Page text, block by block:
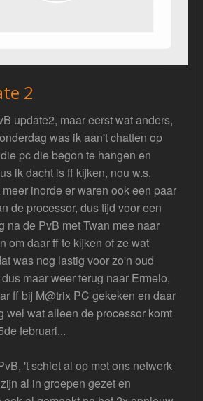
2
update2, maar eerst wat anders,
was ik aan't chatten op
pc die begon te hangen en
ik dacht is ff kijken, nou w.s.
inorde er waren ook een paar
de processor, dus tijd voor een
na de PvB met Twan mee naar
om daar ff te kijken of ze wat
was nog lastig voor zo'n oud
maar weer terug naar Ermelo,
ff bij M@trix PC gekeken en daar
wel wat alleen de processor komt
februari...
't schiet al op met ons netwerk
al in groepen gezet en